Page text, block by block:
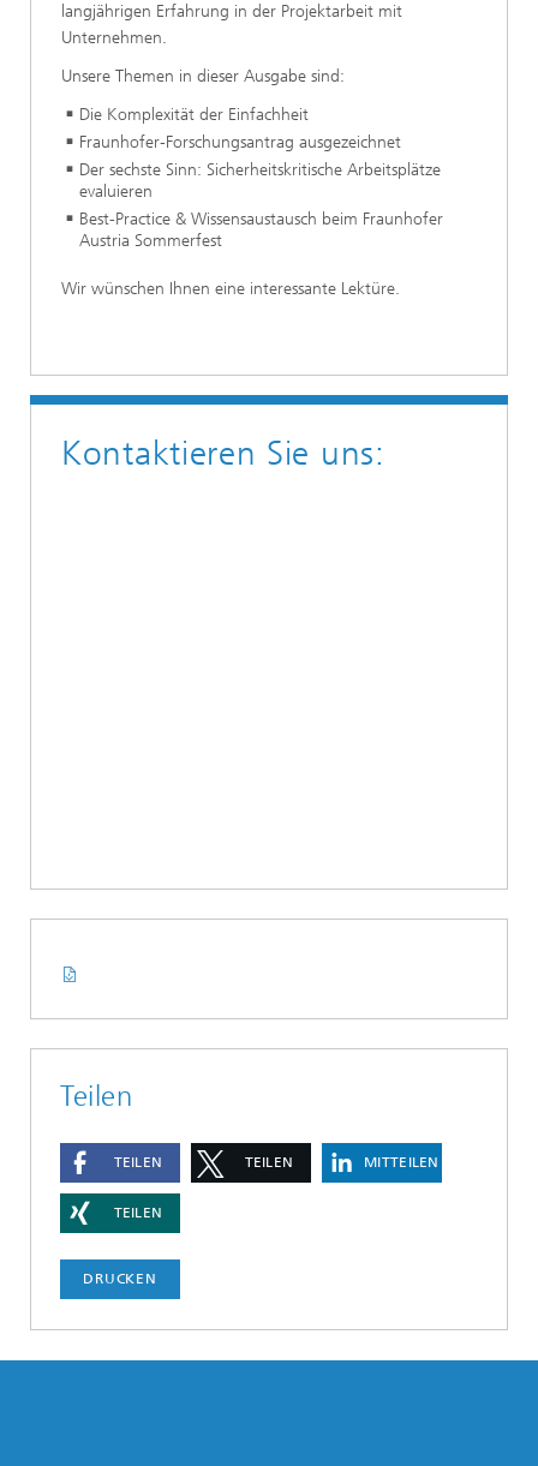
langjährigen Erfahrung in der Projektarbeit mit
Unternehmen.
Unsere Themen in dieser Ausgabe sind:
Die Komplexität der Einfachheit
Fraunhofer-Forschungsantrag ausgezeichnet
Der sechste Sinn: Sicherheitskritische Arbeitsplätze
evaluieren
Best-Practice & Wissensaustausch beim Fraunhofer
Austria Sommerfest
Wir wünschen Ihnen eine interessante Lektüre.
Kontaktieren Sie uns:
Teilen
TEILEN TEILEN MITTEILEN
TEILEN
DRUCKEN